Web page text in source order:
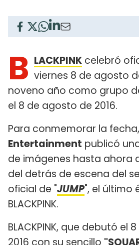
B LACKPINK celebró
viernes 8 de agosto
noveno año como grupo
el 8 de agosto de 2016.
Para conmemorar la
Entertainment publicó
de imágenes hasta ahora
del detrás de escena del
oficial de "JUMP", el último
BLACKPINK.
BLACKPINK, que debutó el
2016 con su sencillo